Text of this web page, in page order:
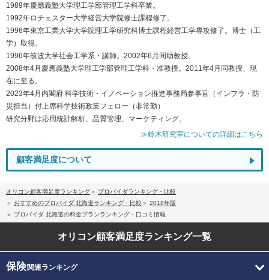
1989年慶應義塾大学理工学部管理工学科卒業。
1992年ロチェスター大学経営大学院修士課程修了。
1996年東京工業大学大学院理工学研究科博士課程経営工学専攻修了。博士（工
学）取得。
1996年筑波大学社会工学系・講師。2002年6月同助教授。
2008年4月慶應義塾大学理工学部管理工学科・准教授。2011年4月同教授、現
在に至る。
2023年4月内閣府 科学技術・イノベーション推進事務局参事官（インフラ・防
災担当）付上席科学技術政策フェロー（非常勤）
研究分野は応用統計解析、品質管理、マーケティング。
≫鈴木研究室についての詳細はこちら
顧客満足度について
オリコン顧客満足度ランキング
プロバイダランキング・比較
おすすめのプロバイダ 北海道ランキング・比較
2018年版
プロバイダ 北海道の料金プランランキング・口コミ情報
オリコン顧客満足度ランキング一覧
保険関連ランキング